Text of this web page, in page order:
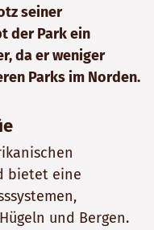
seiner
der Park ein
da er weniger
Parks im Norden.
bietet eine
und Bergen.